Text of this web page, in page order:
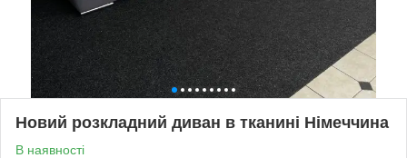
Новий розкладний диван в тканині Німеччина
В наявності